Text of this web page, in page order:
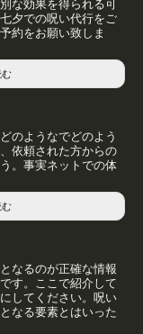
な効果を得られる可
夕での呪い代行をご
約をお願い致しま
のようなでどのよう
依頼された方からの
。事実ネットでの体
なるのが正確な情報
す。ここで紹介して
してください。呪い
なる要素とはいった